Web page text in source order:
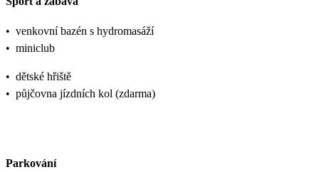
• venkovní bazén s hydromasáží
• miniclub
• dětské hřiště
• půjčovna jízdních kol (zdarma)
Parkování